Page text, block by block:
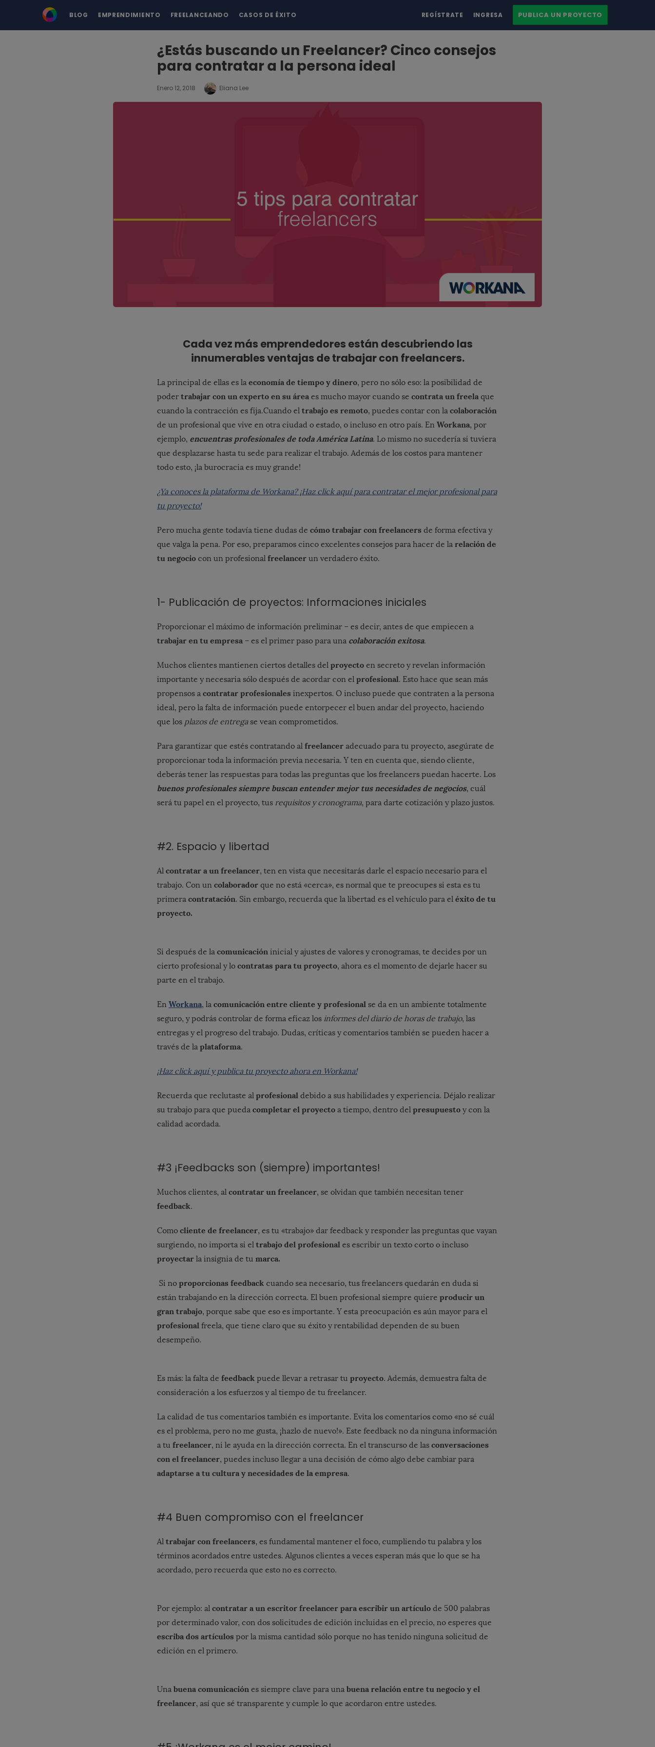
BLOG EMPRENDIMIENTO FREELANCEANDO CASOS DE ÉXITO REGÍSTRATE INGRESA PUBLICA UN PROYECTO
¿Estás buscando un Freelancer? Cinco consejos
para contratar a la persona ideal
Enero 12, 2018 Eliana Lee
Cada vez más emprendedores están descubriendo las
innumerables ventajas de trabajar con freelancers.
La principal de ellas es la economía de tiempo y dinero, pero no sólo eso: la posibilidad de
poder trabajar con un experto en su área es mucho mayor cuando se contrata un freela que
cuando la contracción es fija.Cuando el trabajo es remoto, puedes contar con la colaboración
de un profesional que vive en otra ciudad o estado, o incluso en otro país. En Workana, por
ejemplo, encuentras profesionales de toda América Latina. Lo mismo no sucedería si tuviera
que desplazarse hasta tu sede para realizar el trabajo. Además de los costos para mantener
todo esto, ¡la burocracia es muy grande!
¿Ya conoces la plataforma de Workana? ¡Haz click aquí para contratar el mejor profesional para
tu proyecto!
Pero mucha gente todavía tiene dudas de cómo trabajar con freelancers de forma efectiva y
que valga la pena. Por eso, preparamos cinco excelentes consejos para hacer de la relación de
tu negocio con un profesional freelancer un verdadero éxito.
1- Publicación de proyectos: Informaciones iniciales
Proporcionar el máximo de información preliminar – es decir, antes de que empiecen a
trabajar en tu empresa – es el primer paso para una colaboración exitosa.
Muchos clientes mantienen ciertos detalles del proyecto en secreto y revelan información
importante y necesaria sólo después de acordar con el profesional. Esto hace que sean más
propensos a contratar profesionales inexpertos. O incluso puede que contraten a la persona
ideal, pero la falta de información puede entorpecer el buen andar del proyecto, haciendo
que los plazos de entregase vean comprometidos.
Para garantizar que estés contratando al freelancer adecuado para tu proyecto, asegúrate de
proporcionar toda la información previa necesaria. Y ten en cuenta que, siendo cliente,
deberás tener las respuestas para todas las preguntas que los freelancers puedan hacerte. Los
buenos profesionales siempre buscan entender mejor tus necesidades de negocios, cuál
será tu papel en el proyecto, tus requisitos y cronograma, para darte cotización y plazo justos.
#2. Espacio y libertad
Al contratar a un freelancer, ten en vista que necesitarás darle el espacio necesario para el
trabajo. Con un colaborador que no está «cerca», es normal que te preocupes si esta es tu
primera contratación. Sin embargo, recuerda que la libertad es el vehículo para el éxito de tu
proyecto.
Si después de la comunicación inicial y ajustes de valores y cronogramas, te decides por un
cierto profesional y lo contratas para tu proyecto, ahora es el momento de dejarle hacer su
parte en el trabajo.
En Workana, la comunicación entre cliente y profesional se da en un ambiente totalmente
seguro, y podrás controlar de forma eficaz los informes del diario de horas de trabajo, las
entregas y el progreso del trabajo. Dudas, críticas y comentarios también se pueden hacer a
través de la plataforma.
¡Haz click aquí y publica tu proyecto ahora en Workana!
Recuerda que reclutaste al profesional debido a sus habilidades y experiencia. Déjalo realizar
su trabajo para que pueda completar el proyecto a tiempo, dentro del presupuesto y con la
calidad acordada.
#3 ¡Feedbacks son (siempre) importantes!
Muchos clientes, al contratar un freelancer, se olvidan que también necesitan tener
feedback.
Como cliente de freelancer, es tu «trabajo» dar feedback y responder las preguntas que vayan
surgiendo, no importa si el trabajo del profesional es escribir un texto corto o incluso
proyectar la insignia de tu marca.
Si no proporcionas feedback cuando sea necesario, tus freelancers quedarán en duda si
están trabajando en la dirección correcta. El buen profesional siempre quiere producir un
gran trabajo, porque sabe que eso es importante. Y esta preocupación es aún mayor para el
profesional freela, que tiene claro que su éxito y rentabilidad dependen de su buen
desempeño.
Es más: la falta de feedback puede llevar a retrasar tu proyecto. Además, demuestra falta de
consideración a los esfuerzos y al tiempo de tu freelancer.
La calidad de tus comentarios también es importante. Evita los comentarios como «no sé cuál
es el problema, pero no me gusta, ¡hazlo de nuevo!». Este feedback no da ninguna información
a tu freelancer, ni le ayuda en la dirección correcta. En el transcurso de las conversaciones
con el freelancer, puedes incluso llegar a una decisión de cómo algo debe cambiar para
adaptarse a tu cultura y necesidades de la empresa.
#4 Buen compromiso con el freelancer
Al trabajar con freelancers, es fundamental mantener el foco, cumpliendo tu palabra y los
términos acordados entre ustedes. Algunos clientes a veces esperan más que lo que se ha
acordado, pero recuerda que esto no es correcto.
Por ejemplo: al contratar a un escritor freelancer para escribir un artículo de 500 palabras
por determinado valor, con dos solicitudes de edición incluidas en el precio, no esperes que
escriba dos artículos por la misma cantidad sólo porque no has tenido ninguna solicitud de
edición en el primero.
Una buena comunicación es siempre clave para una buena relación entre tu negocio y el
freelancer, así que sé transparente y cumple lo que acordaron entre ustedes.